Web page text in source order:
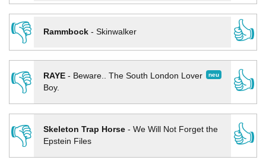
👎
Rammbock- Skinwalker
👍
👎
neu
RAYE- Beware.. The South London Lover
Boy.
👍
👎 Skeleton Trap Horse- We Will Not Forget the
Epstein Files
👍